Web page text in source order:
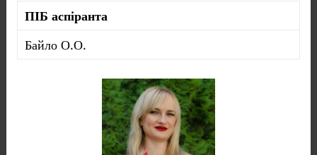
ПІБ аспіранта
Байло О.О.